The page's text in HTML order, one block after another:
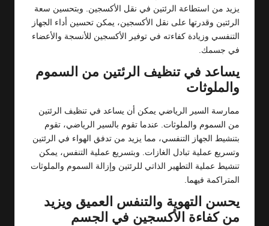
يزيد من استطاعة الرئتين في نقل الأكسجين. وبتحسين سعة
الرئتين وقدرتها على نقل الأكسجين، يمكن تحسين أداء الجهاز
التنفسي وزيادة كفاءته في توفير الأكسجين للأنسجة والأعضاء
في جسمك.
يساعد في تنظيف الرئتين من السموم
والملوثات
ممارسة السير الرياضي يمكن أن يساعد في تنظيف الرئتين
من السموم والملوثات. عندما تقوم بالسير الرياضي، تقوم
بتنشيط الجهاز التنفسي، مما يزيد من تدفق الهواء في الرئتين
وتسريع عملية تبادل الغازات. وبتسريع عملية التنفس، يمكن
تنشيط عملية التطهير الذاتي للرئتين وإزالة السموم والملوثات
المتراكمة فيهما.
يحسن التهوية والتنفس العميق ويزيد
من كفاءة الأكسجين في الجسم